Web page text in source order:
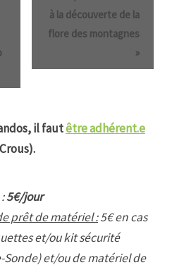
à la découverte de la
flore des montagnes
»
il fautêtre adhérent.e
:5€/jour
prêt de matériel :5€ en cas
et/ou kit sécurité
Sonde) et/ou de matériel de